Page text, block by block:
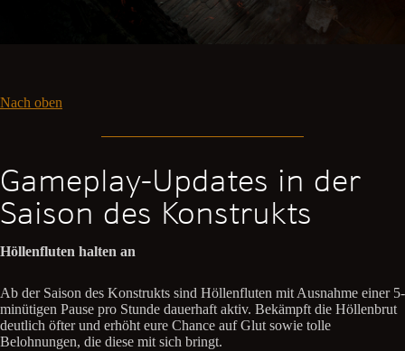
Nach oben
Gameplay-Updates in der
Saison des Konstrukts
Höllenfluten halten an
Ab der Saison des Konstrukts sind Höllenfluten mit Ausnahme einer 5-
minütigen Pause pro Stunde dauerhaft aktiv. Bekämpft die Höllenbrut
deutlich öfter und erhöht eure Chance auf Glut sowie tolle
Belohnungen, die diese mit sich bringt.